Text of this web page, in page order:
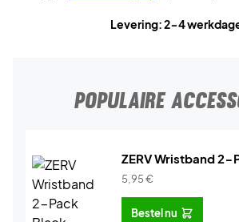
Levering: 2-4
POPULAIRE
ZERV Wristband 2-
5,95€
Bestel nu